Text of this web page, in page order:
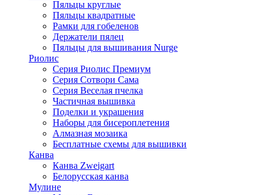
Пяльцы круглые
Пяльцы квадратные
Рамки для гобеленов
Держатели пялец
Пяльцы для вышивания Nurge
Риолис
Серия Риолис Премиум
Серия Сотвори Сама
Серия Веселая пчелка
Частичная вышивка
Поделки и украшения
Наборы для бисероплетения
Алмазная мозаика
Бесплатные схемы для вышивки
Канва
Канва Zweigart
Белорусская канва
Мулине